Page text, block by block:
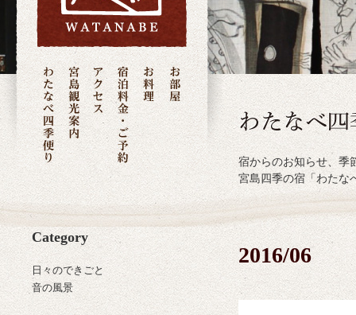
宿からのお知らせ、季
宮島四季の宿「わたな
Category
日々のできごと
音の風景
2016/06